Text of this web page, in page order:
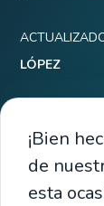
LÓPEZ
¡Bien
de
esta